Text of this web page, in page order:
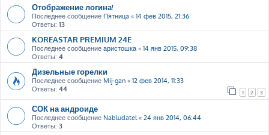
Отображение логина!
Последнее сообщение Пятницa « 14 фев 2015, 21:36
Ответы: 13
KOREASTAR PREMIUM 24E
Последнее сообщение аристошка « 14 янв 2015, 09:38
Ответы: 4
Дизельные горелки
Последнее сообщение Mij-gan « 12 фев 2014, 11:33
Ответы: 44 1 2 3
СОК на андроиде
Последнее сообщение Nabludatel« 24 янв 2014, 06:44
Ответы: 3